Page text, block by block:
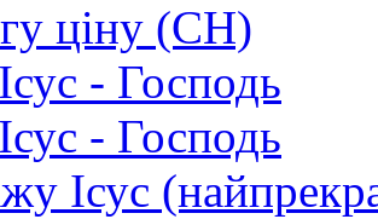
ціну (СН)
- Господь
- Господь
Ісус